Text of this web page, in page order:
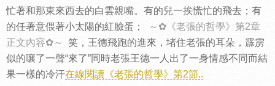
忙著和那東來西去的白雲親嘴。有的兒一挨慌忙的飛去；有
的任著意偎著小太陽的紅臉蛋；
～✿《老張的哲學》第2章
正文內容✿～
笑，王德飛跑的進來，堵住老張的耳朵，霹雳
似的嚷了一聲“來了”同時老張王德一人出了一身情感不同而結
果一樣的冷汗在線閱讀《老張的哲學》第2節..